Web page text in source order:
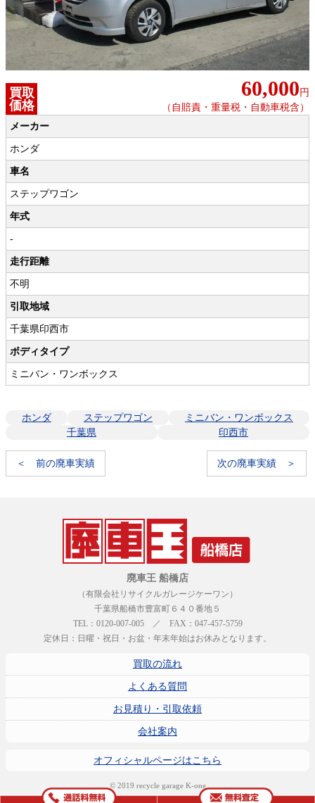
買取
価格
60,000 円
（自賠責・重量税・自動車税含）
メーカー
ホンダ
車名
ステップワゴン
年式
-
走行距離
不明
引取地域
千葉県印西市
ボディタイプ
ミニバン・ワンボックス
ホンダ ステップワゴン
ミニバン・ワンボックス
千葉県
印西市
＜ 前の廃車実績 次の廃車実績 ＞
廃車王 船橋店
（有限会社リサイクルガレージケーワン）
千葉県船橋市豊富町６４０番地５
TEL：0120-007-005 ／ FAX：047-457-5759
定休日：日曜・祝日・お盆・年末年始はお休みとなります。
買取の流れ
よくある質問
お見積り・引取依頼
会社案内
オフィシャルページはこちら
© 2019 recycle garage K-one